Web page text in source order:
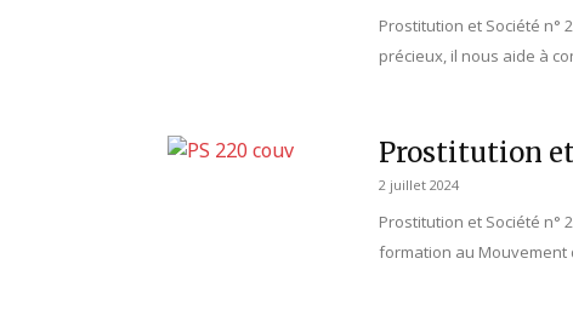
Prostitution et Société n°
précieux, il nous aide à
Prostitution
2 juillet 2024
Prostitution et Société n°
formation au Mouvement